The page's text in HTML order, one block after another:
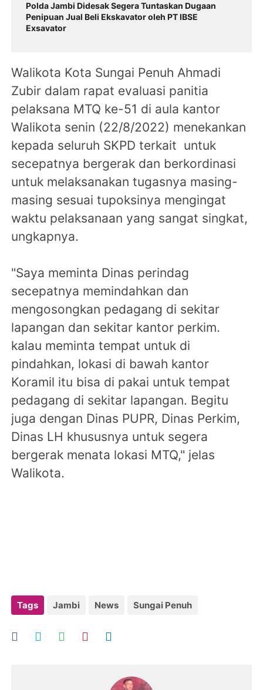
Polda Jambi Didesak Segera Tuntaskan Dugaan
Penipuan Jual Beli Ekskavator oleh PT IBSE
Exsavator
Walikota Kota Sungai Penuh Ahmadi
Zubir dalam rapat evaluasi panitia
pelaksana MTQ ke-51 di aula kantor
Walikota senin (22/8/2022) menekankan
kepada seluruh SKPD terkait untuk
secepatnya bergerak dan berkordinasi
untuk melaksanakan tugasnya masing-
masing sesuai tupoksinya mengingat
waktu pelaksanaan yang sangat singkat,
ungkapnya.
"Saya meminta Dinas perindag
secepatnya memindahkan dan
mengosongkan pedagang di sekitar
lapangan dan sekitar kantor perkim.
kalau meminta tempat untuk di
pindahkan, lokasi di bawah kantor
Koramil itu bisa di pakai untuk tempat
pedagang di sekitar lapangan. Begitu
juga dengan Dinas PUPR, Dinas Perkim,
Dinas LH khususnya untuk segera
bergerak menata lokasi MTQ," jelas
Walikota.
Tags Jambi News Sungai Penuh